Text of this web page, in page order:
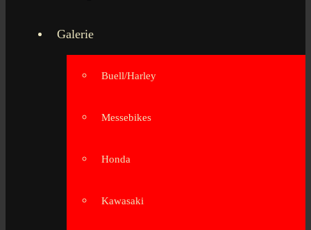
Galerie
Buell/Harley
Messebikes
Honda
Kawasaki